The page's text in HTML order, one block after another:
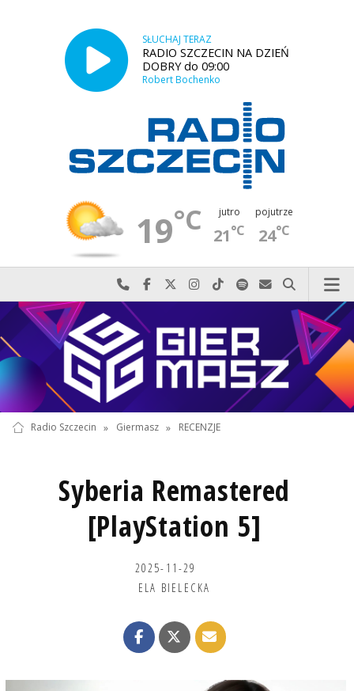
SŁUCHAJ TERAZ
RADIO SZCZECIN NA DZIEŃ
DOBRY do 09:00
Robert Bochenko
19°C jutro
21°C
pojutrze
24°C
Najlepiej po prostu do nas zadzwoń
Odwiedź nas na Facebook-u
Odwiedź nas na X
Odwiedź nas na Instagram-ie
Odwiedź nas na TikTok-u
Szukaj nas na Spotify
Wyślij do nas
Szukaj
Radio Szczecin » Giermasz » RECENZJE
Syberia Remastered
[PlayStation 5]
2025-11-29
ELA BIELECKA